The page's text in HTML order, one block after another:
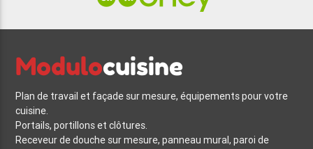
Modulocuisine
Plan de travail et façade sur mesure, équipements pour votre
cuisine.
Portails, portillons et clôtures.
Receveur de douche sur mesure, panneau mural, paroi de